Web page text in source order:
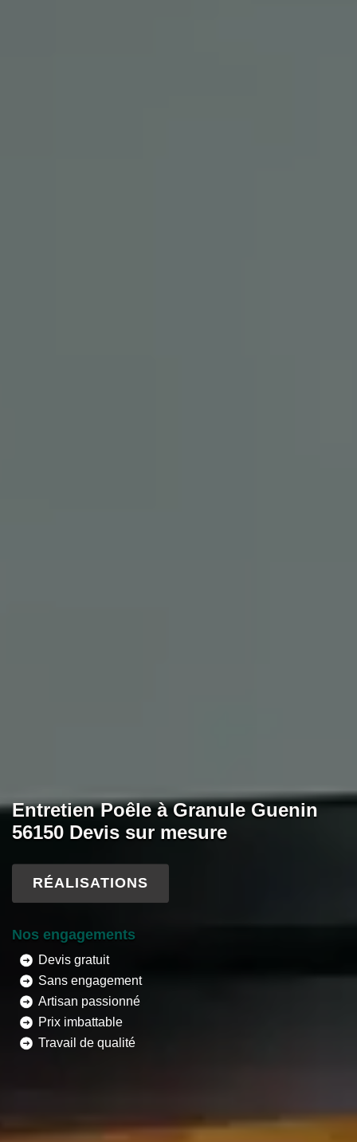
Entretien Poêle à Granule Guenin
56150 Devis sur mesure
RÉALISATIONS
Nos engagements
Devis gratuit
Sans engagement
Artisan passionné
Prix imbattable
Travail de qualité